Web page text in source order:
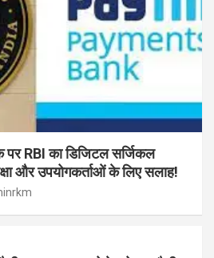
RBI का डिजिटल सर्जिकल
और उपयोगकर्ताओं के लिए सलाह!